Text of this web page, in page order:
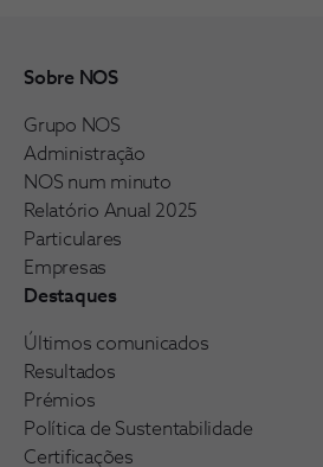
Sobre NOS
Grupo NOS
Administração
NOS num minuto
Relatório Anual 2025
Particulares
Empresas
Destaques
Últimos comunicados
Resultados
Prémios
Política de Sustentabilidade
Certificações